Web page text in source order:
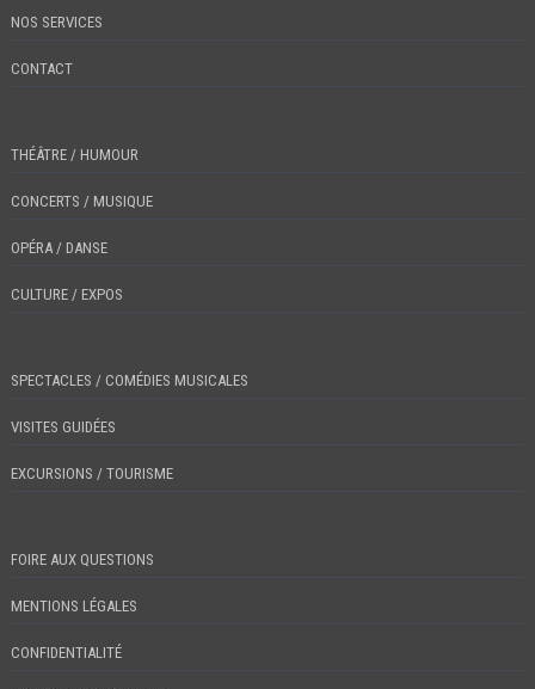
NOS SERVICES
CONTACT
THÉÂTRE / HUMOUR
CONCERTS / MUSIQUE
OPÉRA / DANSE
CULTURE / EXPOS
SPECTACLES / COMÉDIES MUSICALES
VISITES GUIDÉES
EXCURSIONS / TOURISME
FOIRE AUX QUESTIONS
MENTIONS LÉGALES
CONFIDENTIALITÉ